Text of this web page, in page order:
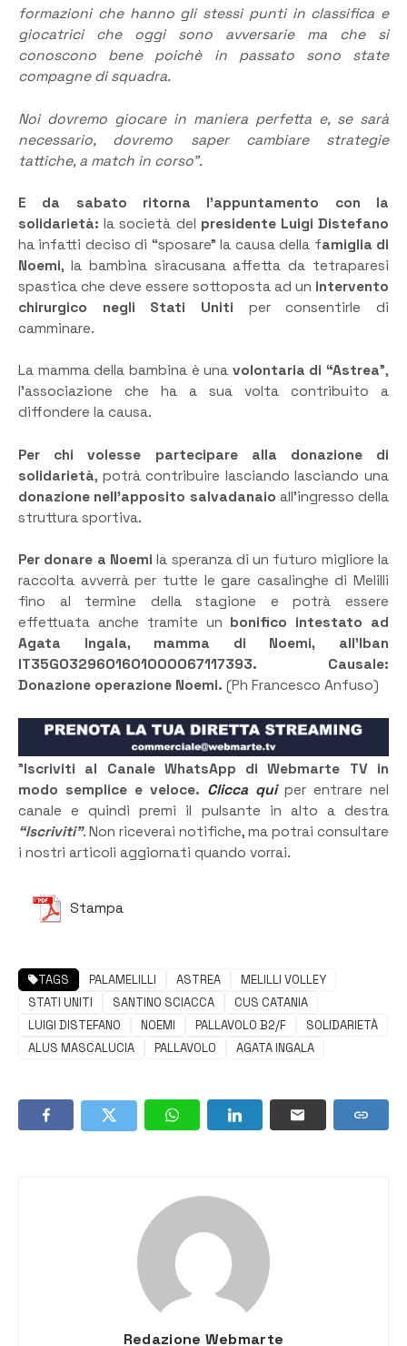
formazioni che hanno gli stessi punti in classifica e
giocatrici che oggi sono avversarie ma che si
conoscono bene poichè in passato sono state
compagne di squadra.
Noi dovremo giocare in maniera perfetta e, se sarà
necessario, dovremo saper cambiare strategie
tattiche, a match in corso”.
E da sabato ritorna l’appuntamento con la
solidarietà: la società del presidente Luigi Distefano
ha infatti deciso di “sposare” la causa della famiglia di
Noemi, la bambina siracusana affetta da tetraparesi
spastica che deve essere sottoposta ad un intervento
chirurgico negli Stati Uniti per consentirle di
camminare.
La mamma della bambina è una volontaria di “Astrea”,
l’associazione che ha a sua volta contribuito a
diffondere la causa.
Per chi volesse partecipare alla donazione di
solidarietà, potrà contribuire lasciando lasciando una
donazione nell’apposito salvadanaio all’ingresso della
struttura sportiva.
Per donare a Noemila speranza di un futuro migliore la
raccolta avverrà per tutte le gare casalinghe di Melilli
fino al termine della stagione e potrà essere
effettuata anche tramite un bonifico intestato ad
Agata Ingala, mamma di Noemi, all’Iban
IT35G0329601601000067117393. Causale:
Donazione operazione Noemi. (Ph Francesco Anfuso)
”Iscriviti al Canale WhatsApp di Webmarte TV in
modo semplice e veloce. Clicca quiper entrare nel
canale e quindi premi il pulsante in alto a destra
“Iscriviti”. Non riceverai notifiche, ma potrai consultare
i nostri articoli aggiornati quando vorrai.
Stampa
TAGS PALAMELILLI ASTREA
MELILLI VOLLEY
STATI UNITI
SANTINO SCIACCA
CUS CATANIA
LUIGI DISTEFANO
NOEMI PALLAVOLO B2/F
SOLIDARIETÀ
ALUS MASCALUCIA
PALLAVOLO AGATA INGALA
Redazione Webmarte